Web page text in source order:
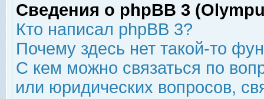
Сведения о phpBB 3
Кто написал phpBB 3?
Почему здесь нет такой-то
С кем можно связаться по
или юридических вопросов,